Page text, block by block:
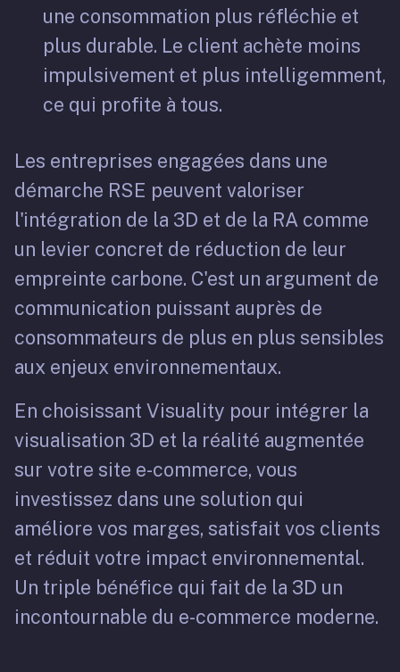
une consommation plus réfléchie et
plus durable. Le client achète moins
impulsivement et plus intelligemment,
ce qui profite à tous.
Les entreprises engagées dans une
démarche RSE peuvent valoriser
l'intégration de la 3D et de la RA comme
un levier concret de réduction de leur
empreinte carbone. C'est un argument de
communication puissant auprès de
consommateurs de plus en plus sensibles
aux enjeux environnementaux.
En choisissant Visuality pour intégrer la
visualisation 3D et la réalité augmentée
sur votre site e-commerce, vous
investissez dans une solution qui
améliore vos marges, satisfait vos clients
et réduit votre impact environnemental.
Un triple bénéfice qui fait de la 3D un
incontournable du e-commerce moderne.